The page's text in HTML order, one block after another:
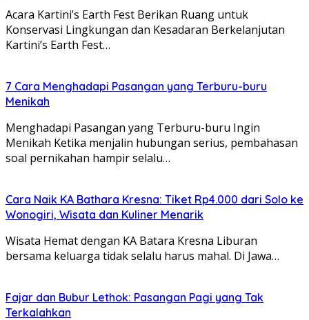
Acara Kartini’s Earth Fest Berikan Ruang untuk
Konservasi Lingkungan dan Kesadaran Berkelanjutan
Kartini’s Earth Fest…
7 Cara Menghadapi Pasangan yang Terburu-buru
Menikah
Menghadapi Pasangan yang Terburu-buru Ingin
Menikah Ketika menjalin hubungan serius, pembahasan
soal pernikahan hampir selalu…
Cara Naik KA Bathara Kresna: Tiket Rp4.000 dari Solo ke
Wonogiri, Wisata dan Kuliner Menarik
Wisata Hemat dengan KA Batara Kresna Liburan
bersama keluarga tidak selalu harus mahal. Di Jawa…
Fajar dan Bubur Lethok: Pasangan Pagi yang Tak
Terkalahkan